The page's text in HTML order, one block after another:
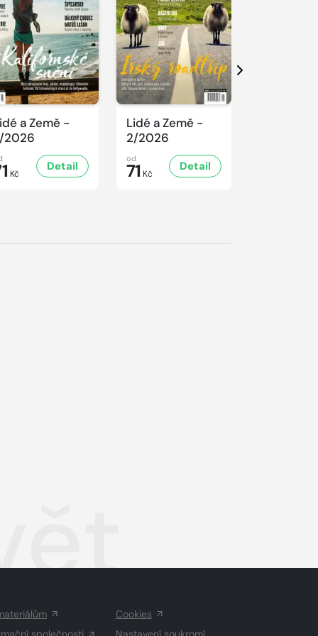
a Země -
2026
Kč
Detail
Lidé a Země -
2/2026
od
71 Kč
Detail
Další
Cookies